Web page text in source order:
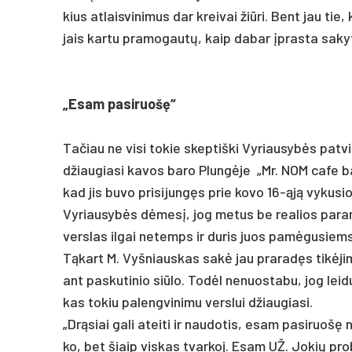
kius at­lais­vi­ni­mus dar krei­vai žiū­ri. Bent jau
jais kar­tu pra­mo­gautų, kaip da­bar įpras­ta
„Esam pa­si­ruošę“
Ta­čiau ne vi­si to­kie skep­tiš­ki Vy­riau­sybės
džiau­gia­si ka­vos ba­ro Plungė­je „Mr. NOM ca­fe
kad jis bu­vo pri­si­jungęs prie ko­vo 16-ąją
Vy­riau­sybės dėmesį, jog me­tus be rea­lios
vers­las il­gai ne­temps ir du­ris juos
Tąkart M. Vyš­niaus­kas sakė jau pra­radęs
ant pa­sku­ti­nio siū­lo. Todėl ne­nuos­ta­bu, jog
kas to­kiu pa­leng­vi­ni­mu vers­lui džiau­gia­si.
„Drąsiai ga­li atei­ti ir nau­do­tis, esam pa­si­ruošę
ko, bet šiaip vis­kas tvar­koj. Esam UŽ. Jo­kių